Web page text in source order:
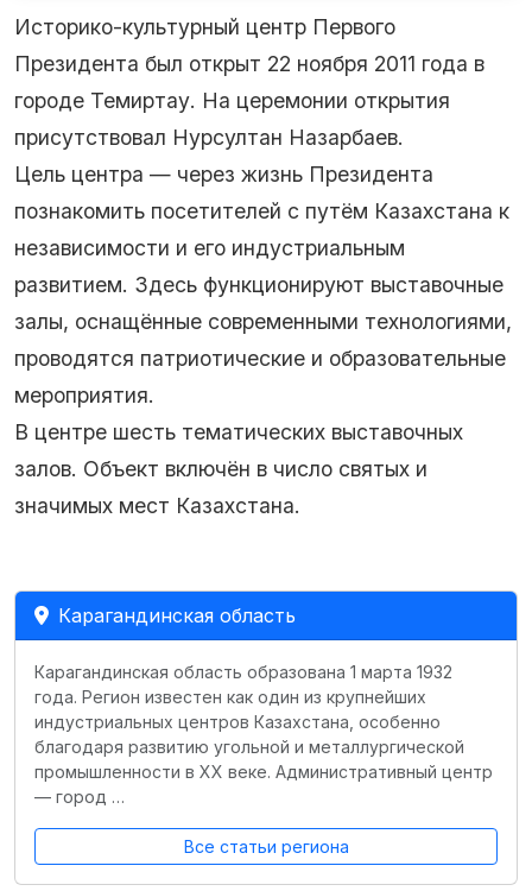
Историко-культурный центр Первого
Президента был открыт 22 ноября 2011 года в
городе Темиртау. На церемонии открытия
присутствовал Нурсултан Назарбаев.
Цель центра — через жизнь Президента
познакомить посетителей с путём Казахстана к
независимости и его индустриальным
развитием. Здесь функционируют выставочные
залы, оснащённые современными технологиями,
проводятся патриотические и образовательные
мероприятия.
В центре шесть тематических выставочных
залов. Объект включён в число святых и
значимых мест Казахстана.
Карагандинская область
Карагандинская область образована 1 марта 1932
года. Регион известен как один из крупнейших
индустриальных центров Казахстана, особенно
благодаря развитию угольной и металлургической
промышленности в XX веке. Административный центр
— город …
Все статьи региона